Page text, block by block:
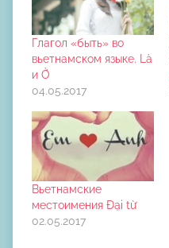
Глагол «быть» во
вьетнамском языке. Là
и Ở
04.05.2017
Вьетнамские
местоимения Đại từ
02.05.2017